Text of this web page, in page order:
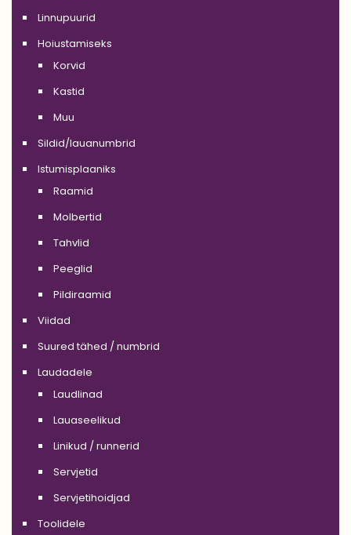
Linnupuurid
Hoiustamiseks
Korvid
Kastid
Muu
Sildid/lauanumbrid
Istumisplaaniks
Raamid
Molbertid
Tahvlid
Peeglid
Pildiraamid
Viidad
Suured tähed / numbrid
Laudadele
Laudlinad
Lauaseelikud
Linikud / runnerid
Servjetid
Servjetihoidjad
Toolidele